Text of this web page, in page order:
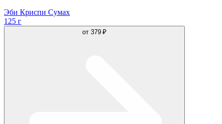
Эби Криспи Сумах
125 г
от 379 ₽